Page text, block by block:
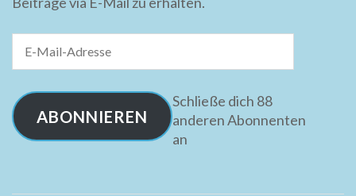
Mail-
ABONNIEREN
Schließe dich 88
anderen Abonnenten
an